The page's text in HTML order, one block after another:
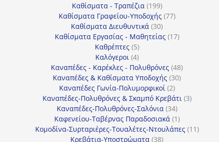
προϊόντα
Καθίσματα - Τραπέζια 199199
προϊόντα
Καθίσματα Γραφείου-Υποδοχής 7777
Καθίσματα Διευθυντικά 3030
προϊόντα
Καθίσματα Εργασίας - Μαθητείας 1717
Καθρέπτες 55
προϊόντα
Καλόγεροι 44
προϊόντα
Καναπέδες - Καρέκλες - Πολυθρόνες 4848
προϊόντα
Καναπέδες & Καθίσματα Υποδοχής 3030
Καναπέδες Γωνία-Πολυμορφικοί 22
προϊόντα
Καναπέδες-Πολυθρόνες & Σκαμπό Κρεβάτι 33
Καναπέδες-Πολυθρόνες-Σαλόνια 3434
προϊόντα
Καφενείου-Ταβέρνας Παραδοσιακά 11
προϊόν
Κομοδίνα-Συρταριέρες-Τουαλέτες-Ντουλάπες 1111
Κρεβάτια-Υποστρώματα 3838